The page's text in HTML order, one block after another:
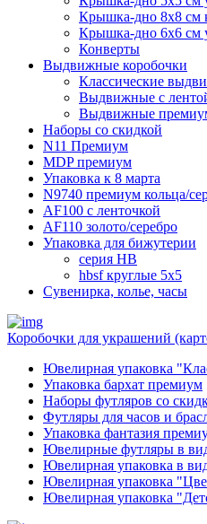
Крышка-дно 8x8 см
Крышка-дно 6x6 см
Конверты
Выдвижные коробочки
Классические
Выдвижные с
Выдвижные
Наборы со скидкой
N11 Премиум
MDP премиум
Упаковка к 8 марта
N9740 премиум кольца/
AF100 с ленточкой
AF110 золото/серебро
Упаковка для бижутерии
серия HB
hbsf круглые 5x5
Сувенирка, колье, часы
Коробочки для украшений
Ювелирная упаковка
Упаковка бархат премиум
Наборы футляров со
Футляры для часов и
Упаковка фантазия
Ювелирные футляры в
Ювелирная упаковка в
Ювелирная упаковка
Ювелирная упаковка